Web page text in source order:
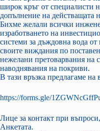
широк кръг от специалисти
допълнение на действащата
Бихме желали всички
изработването на
системи за дъждовна вода
своите виждания по
нежелани претоварвания на
наводнявания на покриви.
В тази връзка предлагаме на
https://forms.gle/
Лице за контакт при
Анкетата.